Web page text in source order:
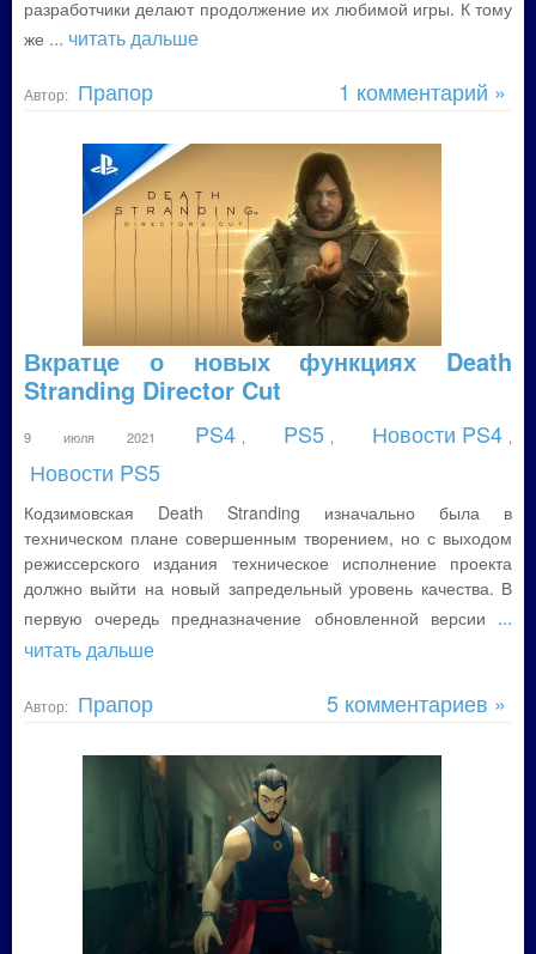
разработчики делают продолжение их любимой игры. К тому
же ... читать дальше
Автор: Прапор 1 комментарий »
Вкратце о новых функциях Death
Stranding Director Cut
9 июля 2021 PS4 PS5 Новости PS4
Новости PS5
Кодзимовская Death Stranding изначально была в
техническом плане совершенным творением, но с выходом
режиссерского издания техническое исполнение проекта
должно выйти на новый запредельный уровень качества. В
первую очередь предназначение обновленной версии ...
читать дальше
Автор: Прапор 5 комментариев »